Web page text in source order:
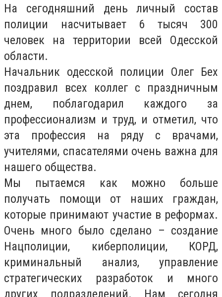
На сегодняшний день личный состав
полиции насчитывает 6 тысяч 300
человек на территории всей Одесской
области.
Начальник одесской полиции Олег Бех
поздравил всех коллег с праздничным
днем, поблагодарил каждого за
профессионализм и труд, и отметил, что
эта профессия на ряду с врачами,
учителями, спасателями очень важна для
нашего общества.
Мы пытаемся как можно больше
получать помощи от наших граждан,
которые принимают участие в реформах.
Очень много было сделано – создание
Нацполиции, киберполиции, КОРД,
криминальный анализ, управление
стратегических разработок и много
других подразделений. Нам сегодня